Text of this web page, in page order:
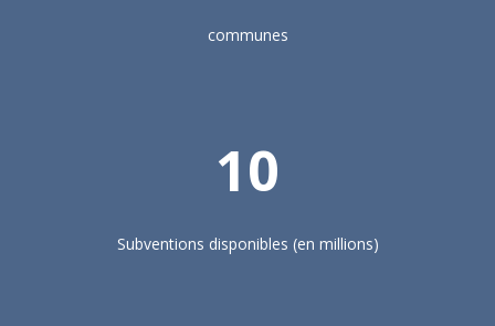
communes
10
Subventions disponibles (en millions)